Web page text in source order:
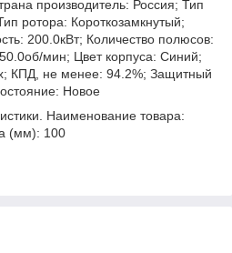
производитель: Россия; Тип
ротора: Короткозамкнутый;
200.0кВт; Количество полюсов:
мин; Цвет корпуса: Синий;
КПД, не менее: 94.2%; Защитный
Новое
Наименование товара:
(мм): 100